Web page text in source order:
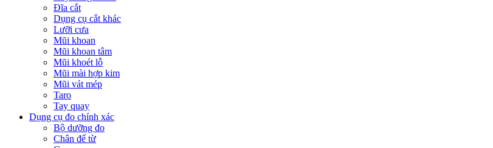
Đĩa cắt
Dụng cụ cắt khác
Lưỡi cưa
Mũi khoan
Mũi khoan tâm
Mũi khoét lỗ
Mũi mài hợp kim
Mũi vát mép
Taro
Tay quay
Dụng cụ đo chính xác
Bộ dưỡng đo
Chân đế từ